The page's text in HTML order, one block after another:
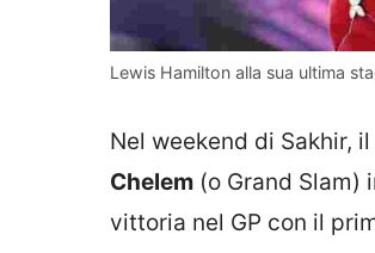
Lewis Hamilton alla sua ultima
Nel weekend di Sakhir,
Chelem (o Grand Slam)
vittoria nel GP con il